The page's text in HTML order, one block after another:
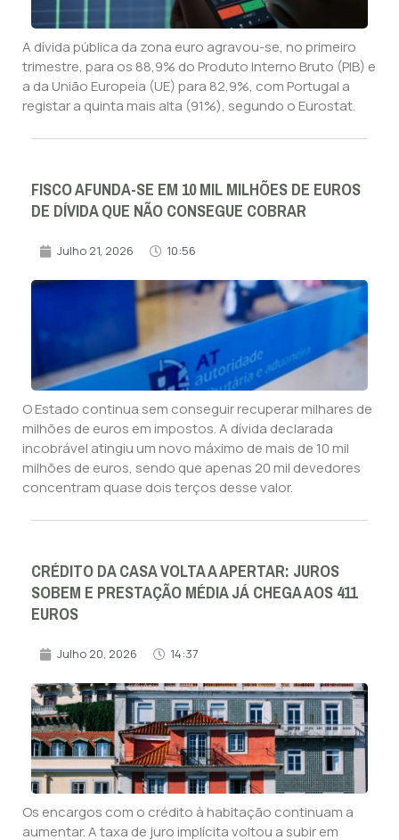
A dívida pública da zona euro agravou-se, no primeiro
trimestre, para os 88,9% do Produto Interno Bruto (PIB) e
a da União Europeia (UE) para 82,9%, com Portugal a
registar a quinta mais alta (91%), segundo o Eurostat.
FISCO AFUNDA-SE EM 10 MIL MILHÕES DE EUROS
DE DÍVIDA QUE NÃO CONSEGUE COBRAR
Julho 21, 2026 10:56
O Estado continua sem conseguir recuperar milhares de
milhões de euros em impostos. A dívida declarada
incobrável atingiu um novo máximo de mais de 10 mil
milhões de euros, sendo que apenas 20 mil devedores
concentram quase dois terços desse valor.
CRÉDITO DA CASA VOLTA A APERTAR: JUROS
SOBEM E PRESTAÇÃO MÉDIA JÁ CHEGA AOS 411
EUROS
Julho 20, 2026 14:37
Os encargos com o crédito à habitação continuam a
aumentar. A taxa de juro implícita voltou a subir em